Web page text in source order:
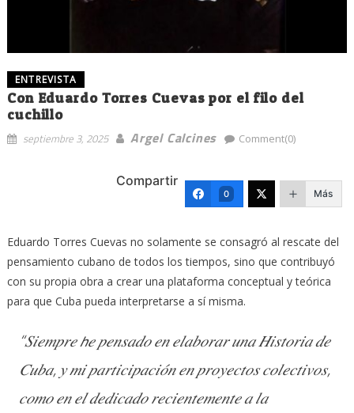
ENTREVISTA
Con Eduardo Torres Cuevas por el filo del
cuchillo
septiembre 3, 2025 Argel Calcines Comment(0)
Compartir
0 Más
Eduardo Torres Cuevas no solamente se consagró al rescate del
pensamiento cubano de todos los tiempos, sino que contribuyó
con su propia obra a crear una plataforma conceptual y teórica
para que Cuba pueda interpretarse a sí misma.
“𝑆𝑖𝑒𝑚𝑝𝑟𝑒 𝘩𝑒 𝑝𝑒𝑛𝑠𝑎𝑑𝑜 𝑒𝑛 𝑒𝑙𝑎𝑏𝑜𝑟𝑎𝑟 𝑢𝑛𝑎 𝐻𝑖𝑠𝑡𝑜𝑟𝑖𝑎 𝑑𝑒
𝐶𝑢𝑏𝑎, 𝑦 𝑚𝑖 𝑝𝑎𝑟𝑡𝑖𝑐𝑖𝑝𝑎𝑐𝑖𝑜́𝑛 𝑒𝑛 𝑝𝑟𝑜𝑦𝑒𝑐𝑡𝑜𝑠 𝑐𝑜𝑙𝑒𝑐𝑡𝑖𝑣𝑜𝑠,
𝑐𝑜𝑚𝑜 𝑒𝑛 𝑒𝑙 𝑑𝑒𝑑𝑖𝑐𝑎𝑑𝑜 𝑟𝑒𝑐𝑖𝑒𝑛𝑡𝑒𝑚𝑒𝑛𝑡𝑒 𝑎 𝑙𝑎